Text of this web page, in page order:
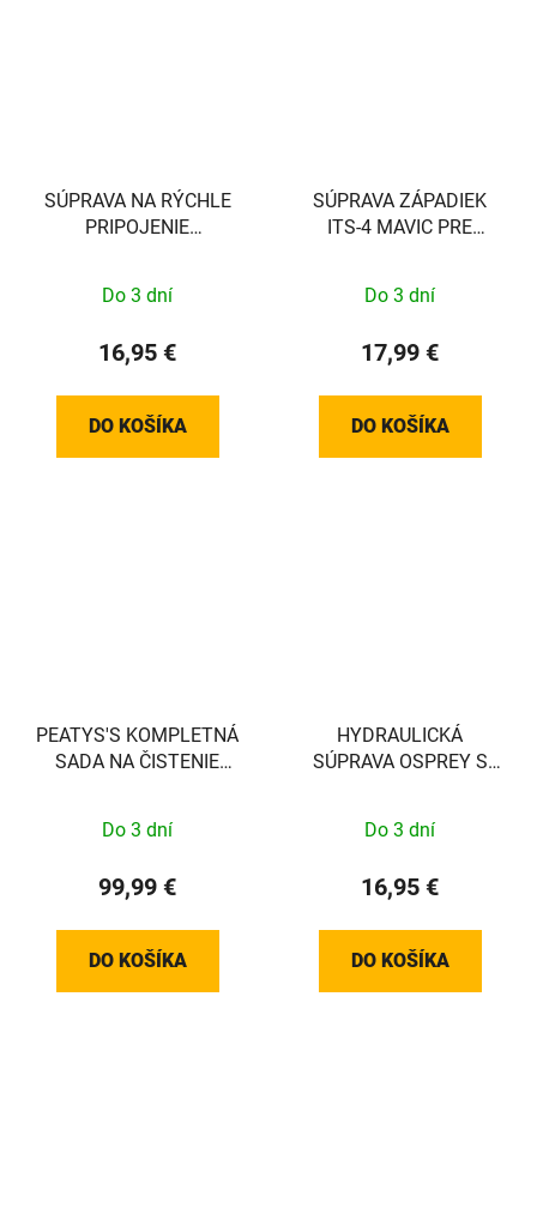
SÚPRAVA NA RÝCHLE
PRIPOJENIE
Do 3 dní
16,95 €
DO KOŠÍKA
SÚPRAVA ZÁPADIEK
ITS-4 MAVIC PRE
Do 3 dní
17,99 €
DO KOŠÍKA
PEATYS'S KOMPLETNÁ
SADA NA ČISTENIE
Do 3 dní
99,99 €
DO KOŠÍKA
HYDRAULICKÁ
SÚPRAVA OSPREY S
Do 3 dní
16,95 €
DO KOŠÍKA